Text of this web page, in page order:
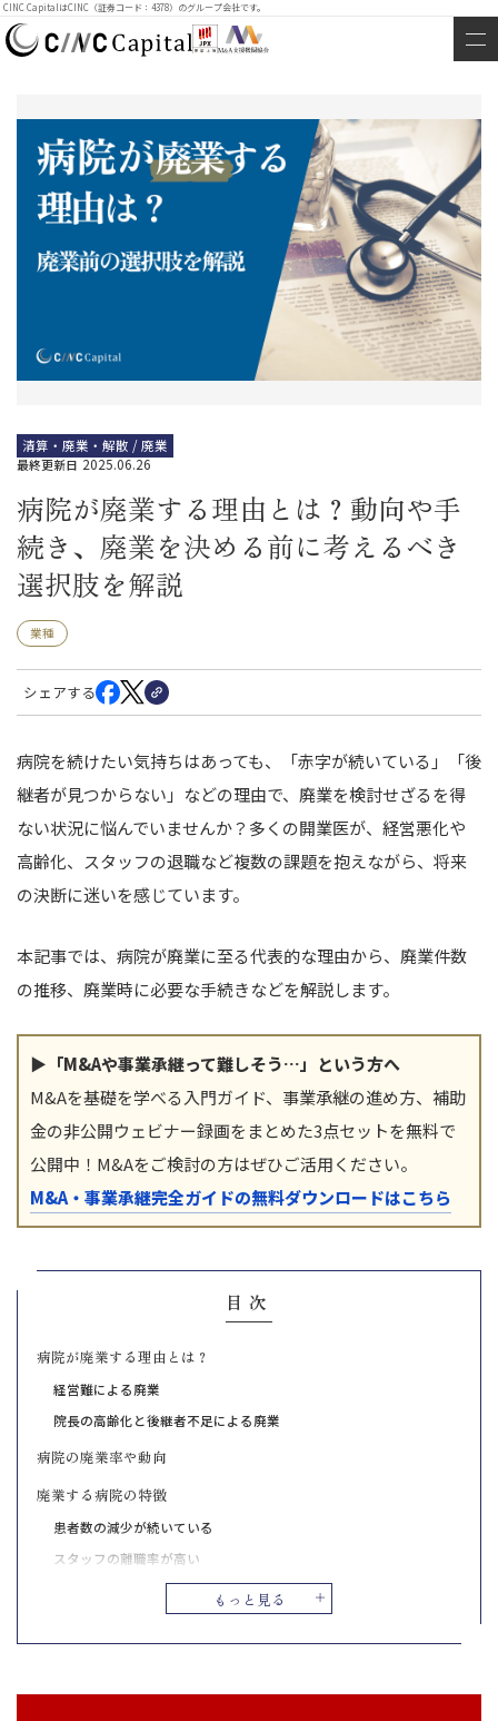
CINC CapitalはCINC（証券コード：4378）のグループ会社です。
清算・廃業・解散 / 廃業
最終更新日 2025.06.26
病院が廃業する理由とは？動向や手
続き、廃業を決める前に考えるべき
選択肢を解説
業種
シェアする
病院を続けたい気持ちはあっても、「赤字が続いている」「後
継者が見つからない」などの理由で、廃業を検討せざるを得
ない状況に悩んでいませんか？多くの開業医が、経営悪化や
高齢化、スタッフの退職など複数の課題を抱えながら、将来
の決断に迷いを感じています。
本記事では、病院が廃業に至る代表的な理由から、廃業件数
の推移、廃業時に必要な手続きなどを解説します。
▶「M&Aや事業承継って難しそう…」という方へ
M&Aを基礎を学べる入門ガイド、事業承継の進め方、補助
金の非公開ウェビナー録画をまとめた3点セットを無料で
公開中！M&Aをご検討の方はぜひご活用ください。
M&A・事業承継完全ガイドの無料ダウンロードはこちら
目次
もっと見る
病院が廃業する理由とは？
経営難による廃業
院長の高齢化と後継者不足による廃業
病院の廃業率や動向
廃業する病院の特徴
患者数の減少が続いている
スタッフの離職率が高い
経営者が高齢で後継者がいない